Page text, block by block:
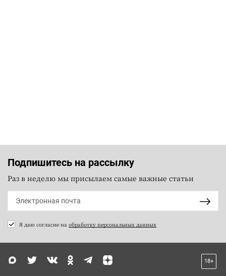
Подпишитесь на рассылку
Раз в неделю мы присылаем самые важные статьи
Я даю согласие на обработку персональных данных
18+